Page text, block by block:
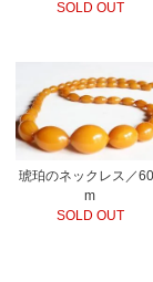
SOLD OUT
琥珀のネックレス／
m
SOLD OUT